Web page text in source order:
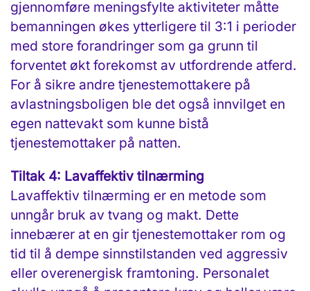
gjennomføre meningsfylte aktiviteter måtte
bemanningen økes ytterligere til 3:1 i perioder
med store forandringer som ga grunn til
forventet økt forekomst av utfordrende atferd.
For å sikre andre tjenestemottakere på
avlastningsboligen ble det også innvilget en
egen nattevakt som kunne bistå
tjenestemottaker på natten.
Tiltak 4: Lavaffektiv tilnærming
Lavaffektiv tilnærming er en metode som
unngår bruk av tvang og makt. Dette
innebærer at en gir tjenestemottaker rom og
tid til å dempe sinnstilstanden ved aggressiv
eller overenergisk framtoning. Personalet